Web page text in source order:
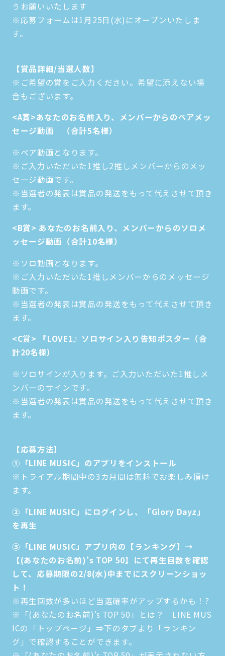
うお願いいたします
※応募フォームは1月25日(水)にオープンいたしま
す。
【賞品詳細/当選人数】
※ご希望の賞をご入力ください。希望に添えない場
合もございます。
<A賞>あなたのお名前入り、メンバーからのペアメッ
セージ動画 （合計5名様）
※ペア動画となります。
※ご入力いただいた1推し2推しメンバーからのメッ
セージ動画です。
※当選者の発表は賞品の発送をもって代えさせて頂き
ます。
<B賞> あなたのお名前入り、メンバーからのソロメ
ッセージ動画（合計10名様）
※ソロ動画となります。
※ご入力いただいた1推しメンバーからのメッセージ
動画です。
※当選者の発表は賞品の発送をもって代えさせて頂き
ます。
<C賞> 『LOVE1』ソロサイン入り告知ポスター（合
計20名様）
※ソロサインが入ります。ご入力いただいた1推しメ
ンバーのサインです。
※当選者の発表は賞品の発送をもって代えさせて頂き
ます。
【応募方法】
①「LINE MUSIC」のアプリをインストール
※トライアル期間中の3カ月間は無料でお楽しみ頂け
ます。
②「LINE MUSIC」にログインし、「Glory Dayz 」
を再生
③「LINE MUSIC」アプリ内の【ランキング】→
【(あなたのお名前)’s TOP 50】にて再生回数を確認
して、応募期限の2/8(水)中までにスクリーンショッ
ト！
※再生回数が多いほど当選確率がアップするかも！?
※「(あなたのお名前)’s TOP 50」とは？ LINE MUS
ICの「トップページ」⇒下のタブより「ランキン
グ」で確認することができます。